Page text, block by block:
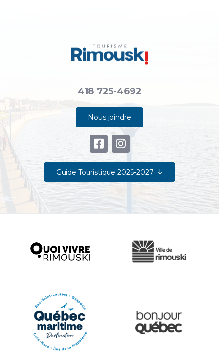
418 725-4692
Nous joindre
Guide Touristique 2026-2027